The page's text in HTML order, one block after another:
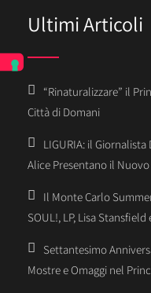
Ultimi Articoli
“Rinaturalizzare” il
Città di Domani
LIGURIA: il
Alice Presentano il Nuovo
Il Monte Carlo
SOUL!, LP, Lisa Stansfield
Settantesimo
Mostre e Omaggi nel